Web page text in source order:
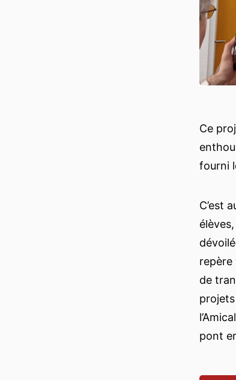
Ce
fourni
C’est
repère
de
pont